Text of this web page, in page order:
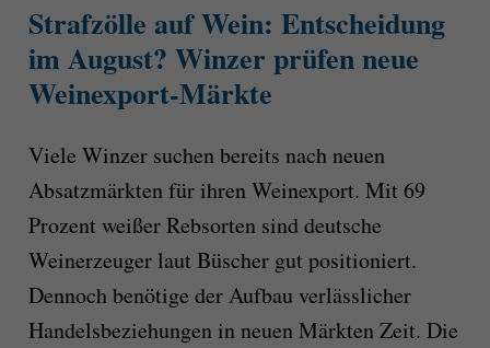
Strafzölle auf Wein: Entscheidung
im August? Winzer prüfen neue
Weinexport-Märkte
Viele Winzer suchen bereits nach neuen
Absatzmärkten für ihren Weinexport. Mit 69
Prozent weißer Rebsorten sind deutsche
Weinerzeuger laut Büscher gut positioniert.
Dennoch benötige der Aufbau verlässlicher
Handelsbeziehungen in neuen Märkten Zeit. Die